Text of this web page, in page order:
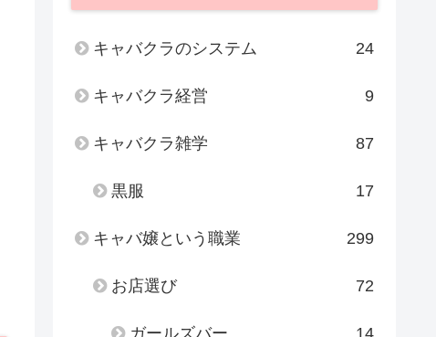
キャバクラのシステム 24
キャバクラ経営 9
キャバクラ雑学 87
黒服 17
キャバ嬢という職業 299
お店選び 72